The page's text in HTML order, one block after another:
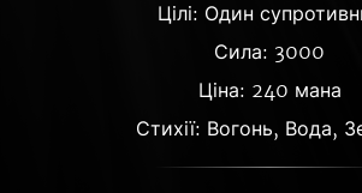
Цілі: Один
Сила: 3000
Ціна: 240 мана
Стихії: Вогонь, Вода,